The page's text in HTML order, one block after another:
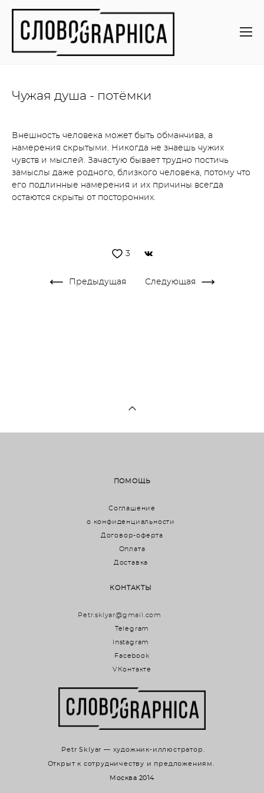
Чужая душа - потёмки
Внешность человека может быть обманчива, а
намерения скрытыми. Никогда не знаешь чужих
чувств и мыслей. Зачастую бывает трудно постичь
замыслы даже родного, близкого человека, потому что
его подлинные намерения и их причины всегда
остаются скрыты от посторонних.
3
Предыдущая Следующая
ПОМОЩЬ
Соглашение
о конфиденциальности
Договор-оферта
Оплата
Доставка
КОНТАКТЫ
Petr.sklyar@gmail.com
Telegram
Instagram
Facebook
VКонтакте
Petr Sklyar — художник-иллюстратор.
Открыт к сотрудничеству и предложениям.
Москва 2014